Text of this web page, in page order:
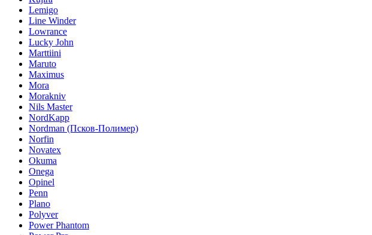
Lemigo
Line Winder
Lowrance
Lucky John
Marttiini
Maruto
Maximus
Mora
Morakniv
Nils Master
NordKapp
Nordman (Псков-Полимер)
Norfin
Novatex
Okuma
Onega
Opinel
Penn
Plano
Polyver
Power Phantom